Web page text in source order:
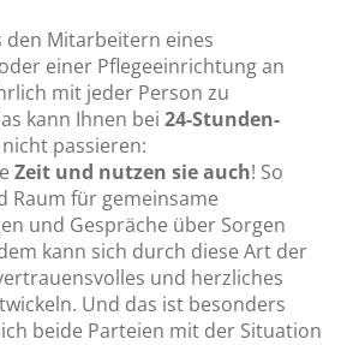
den Mitarbeitern eines
einer Pflegeeinrichtung an
mit jeder Person zu
kann Ihnen bei 24-Stunden-
nicht passieren:
Zeit und nutzen sie auch! So
Raum für gemeinsame
und Gespräche über Sorgen
kann sich durch diese Art der
und herzliches
Und das ist besonders
beide Parteien mit der Situation